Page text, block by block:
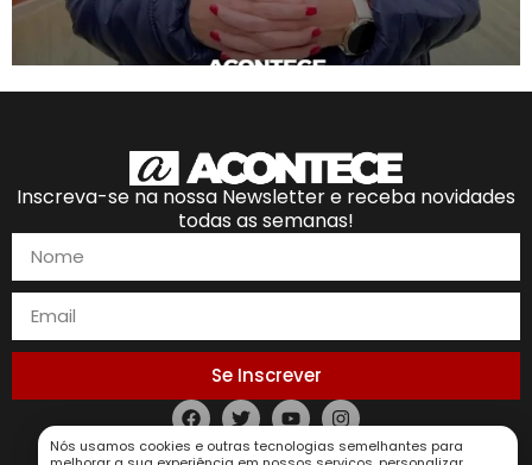
Inscreva-se na nossa Newsletter e receba novidades
todas as semanas!
Se Inscrever
Política de Privacidade
Nós usamos cookies e outras tecnologias semelhantes para